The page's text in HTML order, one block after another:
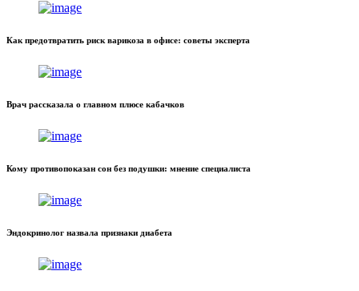
Как предотвратить риск варикоза в офисе: советы эксперта
Врач рассказала о главном плюсе кабачков
Кому противопоказан сон без подушки: мнение специалиста
Эндокринолог назвала признаки диабета